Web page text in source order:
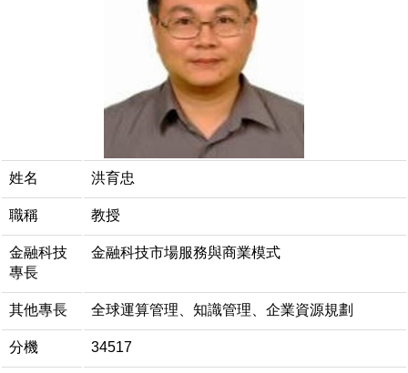
姓名 洪育忠
職稱 教授
金融科技
專長
金融科技市場服務與商業模式
其他專長 全球運算管理、知識管理、企業資源規劃
分機 34517